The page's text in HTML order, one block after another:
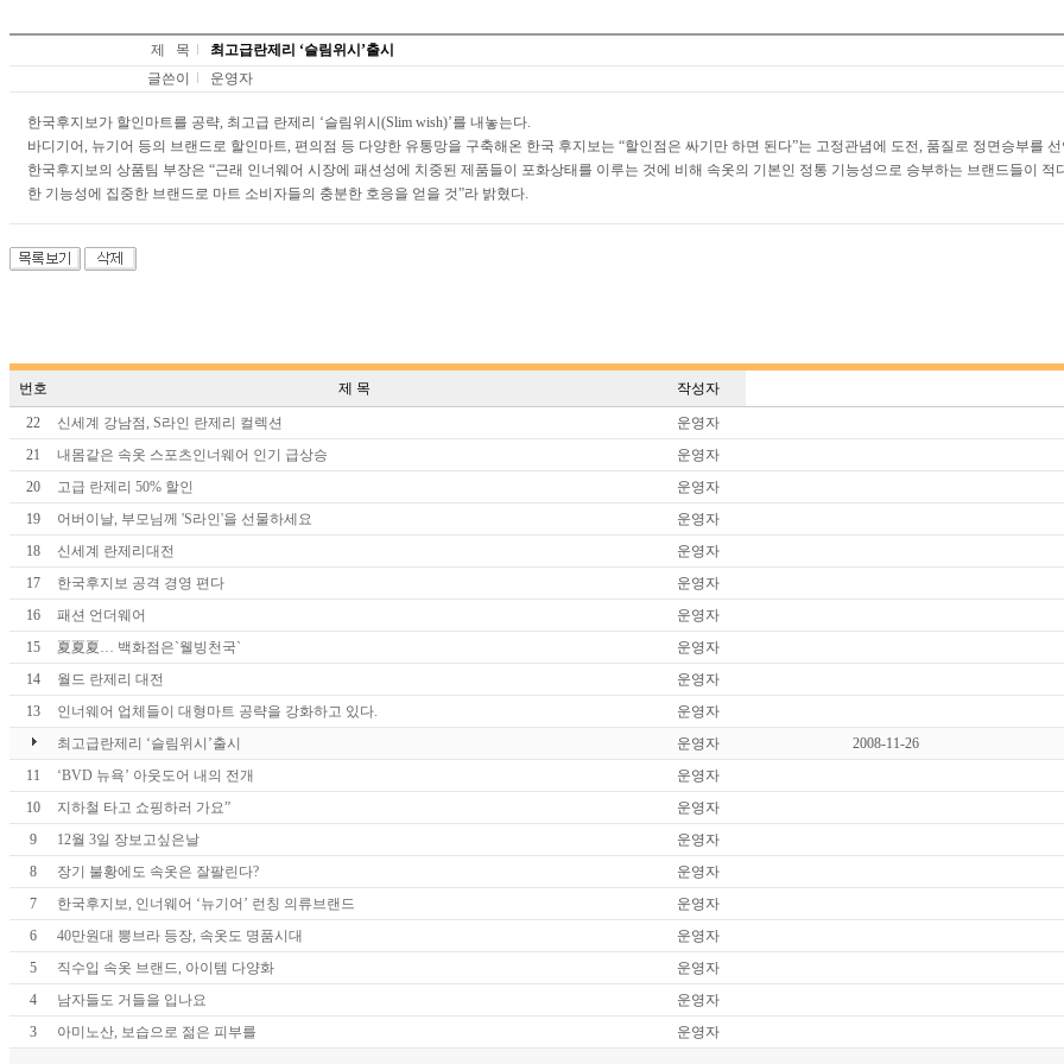
제 목
최고급란제리 ‘슬림위시’출시
글쓴이
운영자
한국후지보가 할인마트를 공략, 최고급 란제리 ‘슬림위시(Slim wish)’를 내놓는다.
바디기어, 뉴기어 등의 브랜드로 할인마트, 편의점 등 다양한 유통망을 구축해온 한국 후지보는 “할인점은 싸기만 하면 된다”는 고정관념에 도전, 품질로 정면승부를
한국후지보의 상품팀 부장은 “근래 인너웨어 시장에 패션성에 치중된 제품들이 포화상태를 이루는 것에 비해 속옷의 기본인 정통 기능성으로 승부하는 브랜드들이
한 기능성에 집중한 브랜드로 마트 소비자들의 충분한 호응을 얻을 것”라 밝혔다.
번호 제 목 작성자
22 신세계 강남점, S라인 란제리 컬렉션
운영자
21
내몸같은 속옷 스포츠인너웨어 인기 급상승
운영자
20
고급 란제리 50% 할인
운영자
19
어버이날, 부모님께 'S라인'을 선물하세요
운영자
18
신세계 란제리대전
운영자
17
한국후지보 공격 경영 편다
운영자
16
패션 언더웨어
운영자
15
夏夏夏… 백화점은`웰빙천국`
운영자
14
월드 란제리 대전
운영자
13
인너웨어 업체들이 대형마트 공략을 강화하고 있다.
운영자
최고급란제리 ‘슬림위시’출시
운영자 2008-11-26
11
‘BVD 뉴욕’ 아웃도어 내의 전개
운영자
10
지하철 타고 쇼핑하러 가요”
운영자
9
12월 3일 장보고싶은날
운영자
8
장기 불황에도 속옷은 잘팔린다?
운영자
7
한국후지보, 인너웨어 ‘뉴기어’ 런칭 의류브랜드
운영자
6
40만원대 뽕브라 등장, 속옷도 명품시대
운영자
5
직수입 속옷 브랜드, 아이템 다양화
운영자
4
남자들도 거들을 입나요
운영자
3
아미노산, 보습으로 젊은 피부를 운영자